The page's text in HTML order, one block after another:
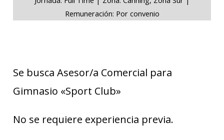
Remuneración: Por convenio
Se busca Asesor/a Comercial para
Gimnasio «Sport Club»
No se requiere experiencia previa.